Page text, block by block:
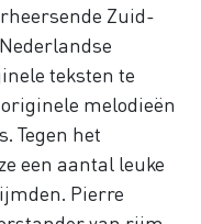
Zuid-
teksten te
melodieën
Tegen het
een aantal leuke
Pierre